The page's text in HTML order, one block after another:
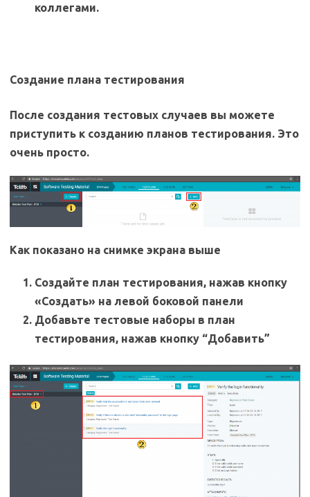
коллегами.
Создание плана тестирования
После создания тестовых случаев вы можете
приступить к созданию планов тестирования. Это
очень просто.
Как показано на снимке экрана выше
Создайте план тестирования, нажав кнопку
«Создать» на левой боковой панели
Добавьте тестовые наборы в план
тестирования, нажав кнопку “Добавить”